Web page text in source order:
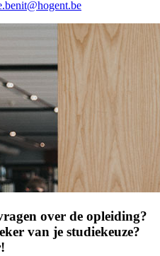
over de opleiding?
van je studie­keuze?